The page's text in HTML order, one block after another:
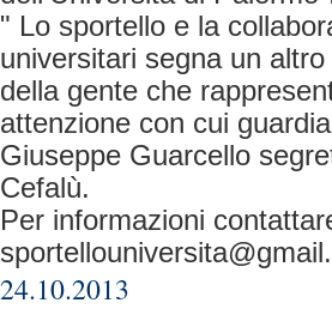
" Lo sportello e la
universitari segna un
della gente che
attenzione con cui
Giuseppe Guarcello
Cefalù.
Per informazioni
24.10.2013